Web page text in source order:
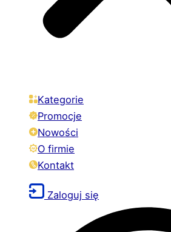
Kategorie
Promocje
Nowości
O firmie
Kontakt
Zaloguj się